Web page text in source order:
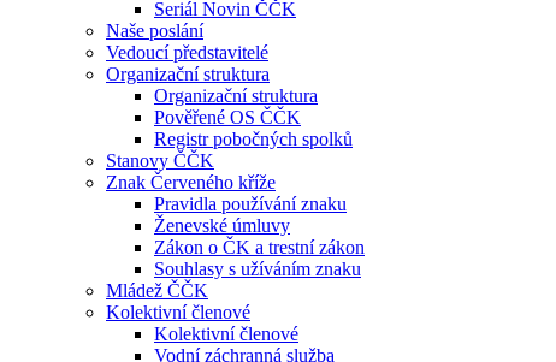
Seriál Novin ČČK
Naše poslání
Vedoucí představitelé
Organizační struktura
Organizační struktura
Pověřené OS ČČK
Registr pobočných spolků
Stanovy ČČK
Znak Červeného kříže
Pravidla používání znaku
Ženevské úmluvy
Zákon o ČK a trestní zákon
Souhlasy s užíváním znaku
Mládež ČČK
Kolektivní členové
Kolektivní členové
Vodní záchranná služba